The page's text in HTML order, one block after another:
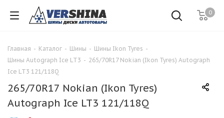
0
Главная - Каталог - Шины - Шины Ikon Tyres -
Шины Autograph Ice LT3 - 265/70R17 Nokian (Ikon Tyres) Autograph
Ice LT3 121/118Q
265/70R17 Nokian (Ikon Tyres)
Autograph Ice LT3 121/118Q